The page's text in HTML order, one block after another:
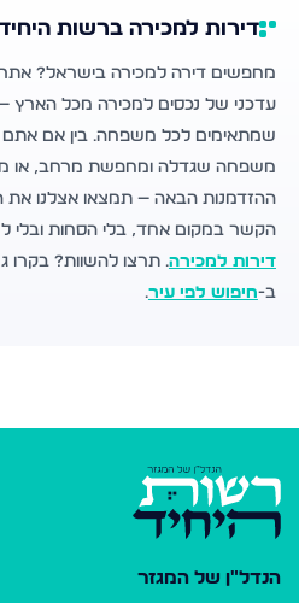
דירות למכירה ברשות
מחפשים דירה למכירה בישראל?
עדכני של נכסים למכירה מכל הארץ —
שמתאימים לכל משפחה. בין אם אתם
משפחה שגדלה ומחפשת מרחב, או
ההזדמנות הבאה — תמצאו אצלנו את
הקשר במקום אחד, בלי הסחות ובלי
דירות למכירה. תרצו להשוות? בקרו
ב-חיפוש לפי עיר.
הנדל"ן של המגזר